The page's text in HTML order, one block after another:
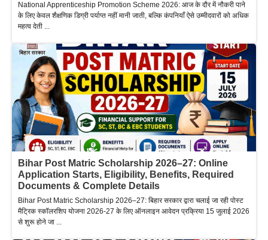
National Apprenticeship Promotion Scheme 2026: आज के दौर में नौकरी पाने
के लिए केवल शैक्षणिक डिग्री पर्याप्त नहीं मानी जाती, बल्कि कंपनियाँ ऐसे उम्मीदवारों को अधिक
महत्व देती ...
Bihar Post Matric Scholarship 2026–27: Online
Application Starts, Eligibility, Benefits, Required
Documents & Complete Details
Bihar Post Matric Scholarship 2026–27: बिहार सरकार द्वारा चलाई जा रही पोस्ट
मैट्रिक स्कॉलरशिप योजना 2026-27 के लिए ऑनलाइन आवेदन प्रक्रिया 15 जुलाई 2026
से शुरू होने जा ...